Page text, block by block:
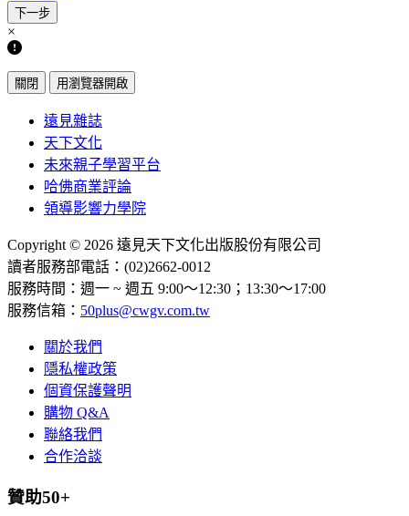
×
關閉 用瀏覽器開啟
遠見雜誌
天下文化
未來親子學習平台
哈佛商業評論
領導影響力學院
Copyright © 2026 遠見天下文化出版股份有限公司
讀者服務部電話：(02)2662-0012
服務時間：週一 ~ 週五 9:00～12:30；13:30～17:00
服務信箱： 50plus@cwgv.com.tw
關於我們
隱私權政策
個資保護聲明
購物 Q&A
聯絡我們
合作洽談
贊助50+